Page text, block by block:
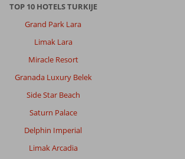
TOP 10 HOTELS TURKIJE
Grand Park Lara
Limak Lara
Miracle Resort
Granada Luxury Belek
Side Star Beach
Saturn Palace
Delphin Imperial
Limak Arcadia